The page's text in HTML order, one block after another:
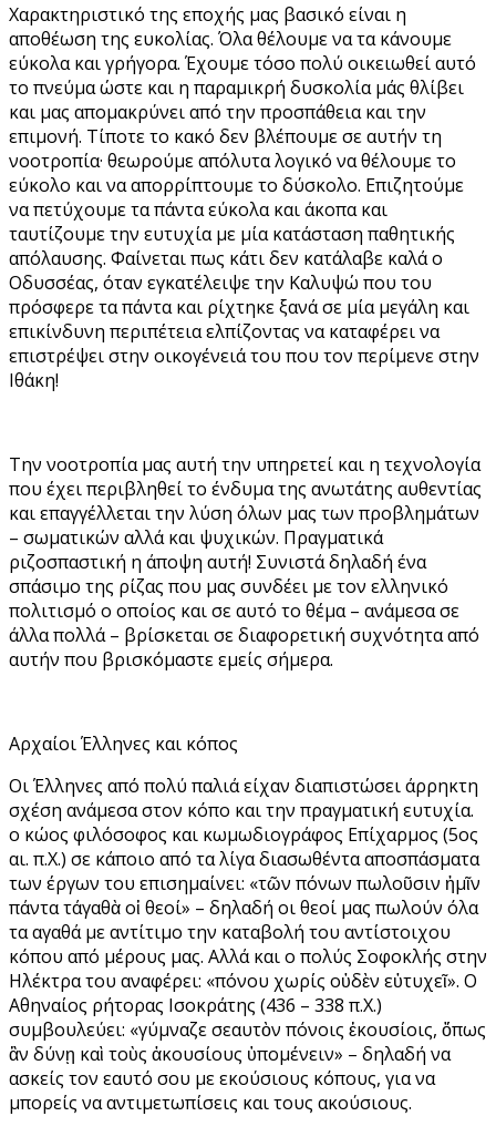
Χαρακτηριστικό της εποχής μας βασικό είναι η
αποθέωση της ευκολίας. Όλα θέλουμε να τα κάνουμε
εύκολα και γρήγορα. Έχουμε τόσο πολύ οικειωθεί αυτό
το πνεύμα ώστε και η παραμικρή δυσκολία μάς θλίβει
και μας απομακρύνει από την προσπάθεια και την
επιμονή. Τίποτε το κακό δεν βλέπουμε σε αυτήν τη
νοοτροπία· θεωρούμε απόλυτα λογικό να θέλουμε το
εύκολο και να απορρίπτουμε το δύσκολο. Επιζητούμε
να πετύχουμε τα πάντα εύκολα και άκοπα και
ταυτίζουμε την ευτυχία με μία κατάσταση παθητικής
απόλαυσης. Φαίνεται πως κάτι δεν κατάλαβε καλά ο
Οδυσσέας, όταν εγκατέλειψε την Καλυψώ που του
πρόσφερε τα πάντα και ρίχτηκε ξανά σε μία μεγάλη και
επικίνδυνη περιπέτεια ελπίζοντας να καταφέρει να
επιστρέψει στην οικογένειά του που τον περίμενε στην
Ιθάκη!
Την νοοτροπία μας αυτή την υπηρετεί και η τεχνολογία
που έχει περιβληθεί το ένδυμα της ανωτάτης αυθεντίας
και επαγγέλλεται την λύση όλων μας των προβλημάτων
– σωματικών αλλά και ψυχικών. Πραγματικά
ριζοσπαστική η άποψη αυτή! Συνιστά δηλαδή ένα
σπάσιμο της ρίζας που μας συνδέει με τον ελληνικό
πολιτισμό ο οποίος και σε αυτό το θέμα – ανάμεσα σε
άλλα πολλά – βρίσκεται σε διαφορετική συχνότητα από
αυτήν που βρισκόμαστε εμείς σήμερα.
Αρχαίοι Έλληνες και κόπος
Οι Έλληνες από πολύ παλιά είχαν διαπιστώσει άρρηκτη
σχέση ανάμεσα στον κόπο και την πραγματική ευτυχία.
ο κώος φιλόσοφος και κωμωδιογράφος Επίχαρμος (5ος
αι. π.Χ.) σε κάποιο από τα λίγα διασωθέντα αποσπάσματα
των έργων του επισημαίνει: «τῶν πόνων πωλοῦσιν ἡμῖν
πάντα τ΄αγαθὰ οἱ θεοί» – δηλαδή οι θεοί μας πωλούν όλα
τα αγαθά με αντίτιμο την καταβολή του αντίστοιχου
κόπου από μέρους μας. Αλλά και ο πολύς Σοφοκλής στην
Ηλέκτρα του αναφέρει: «πόνου χωρίς οὐδὲν εὐτυχεῖ». Ο
Αθηναίος ρήτορας Ισοκράτης (436 – 338 π.Χ.)
συμβουλεύει: «γύμναζε σεαυτὸν πόνοις ἑκουσίοις, ὅπως
ἂν δύνῃ καὶ τοὺς ἀκουσίους ὑπομένειν» – δηλαδή να
ασκείς τον εαυτό σου με εκούσιους κόπους, για να
μπορείς να αντιμετωπίσεις και τους ακούσιους.